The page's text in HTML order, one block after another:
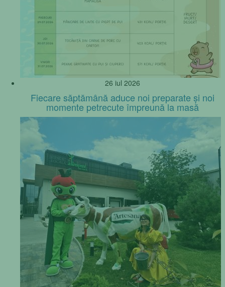
26 iul 2026
Fiecare săptămână aduce noi preparate și noi
momente petrecute împreună la masă